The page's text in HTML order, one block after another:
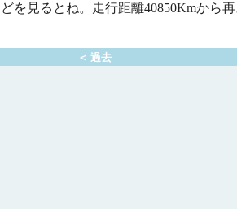
どを見るとね。走行距離40850Kmから
＜ 過去